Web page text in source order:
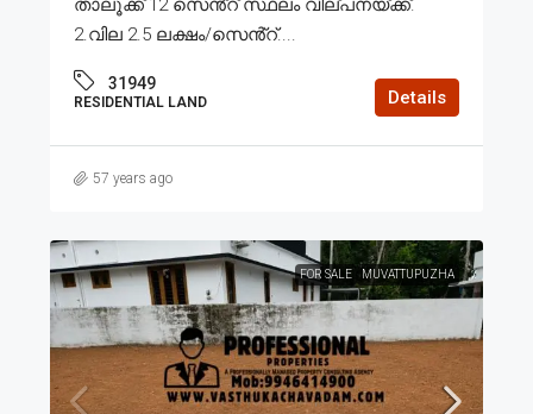
താലൂക്ക് 12 സെൻ്റ് സ്ഥലം വില്പനയ്ക്ക്.
2.വില 2.5 ലക്ഷം/സെൻ്റ്....
31949
RESIDENTIAL LAND Details
57 years ago
FOR SALE MUVATTUPUZHA